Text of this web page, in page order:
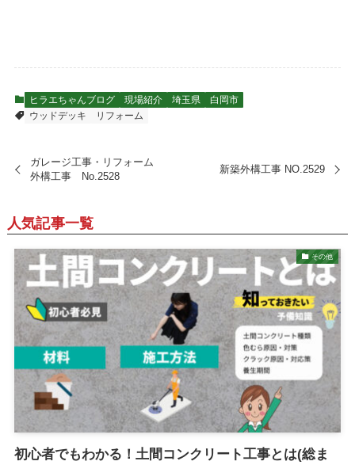
ヒラエちゃんブログ 現場紹介 埼玉県
白岡市
ウッドデッキ
リフォーム
ガレージ工事・リフォーム
外構工事 No.2528
新築外構工事 NO.2529
人気記事一覧
その他
初心者でもわかる！土間コンクリート工事とは(総ま